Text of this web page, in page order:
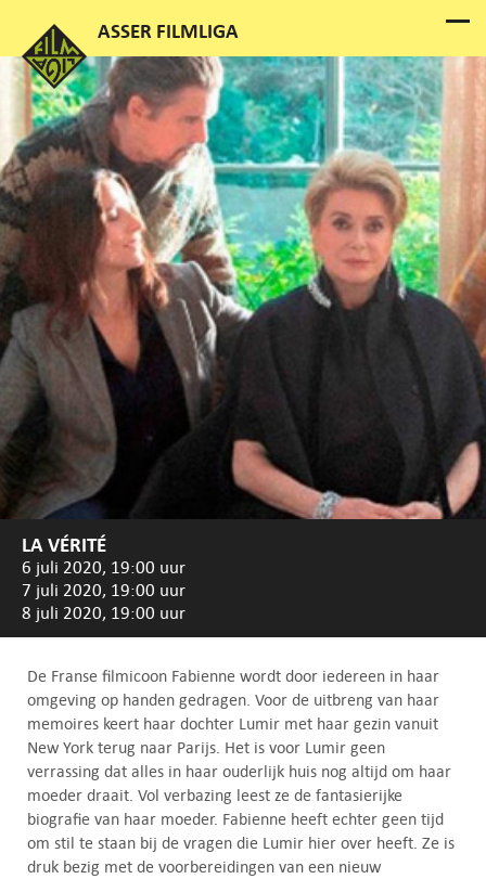
LA VÉRITÉ
6 juli 2020, 19:00 uur
7 juli 2020, 19:00 uur
8 juli 2020, 19:00 uur
De Franse filmicoon Fabienne wordt door iedereen in haar
omgeving op handen gedragen. Voor de uitbreng van haar
memoires keert haar dochter Lumir met haar gezin vanuit
New York terug naar Parijs. Het is voor Lumir geen
verrassing dat alles in haar ouderlijk huis nog altijd om haar
moeder draait. Vol verbazing leest ze de fantasierijke
biografie van haar moeder. Fabienne heeft echter geen tijd
om stil te staan bij de vragen die Lumir hier over heeft. Ze is
druk bezig met de voorbereidingen van een nieuw